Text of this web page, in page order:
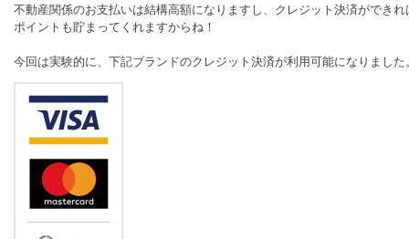
不動産関係のお支払いは結構高額になりますし、クレジット決済ができれ
ポイントも貯まってくれますからね！